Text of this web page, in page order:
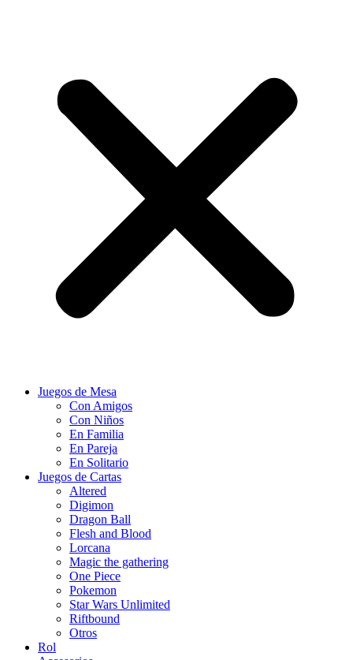
Juegos de Mesa
Con Amigos
Con Niños
En Familia
En Pareja
En Solitario
Juegos de Cartas
Altered
Digimon
Dragon Ball
Flesh and Blood
Lorcana
Magic the gathering
One Piece
Pokemon
Star Wars Unlimited
Riftbound
Otros
Rol